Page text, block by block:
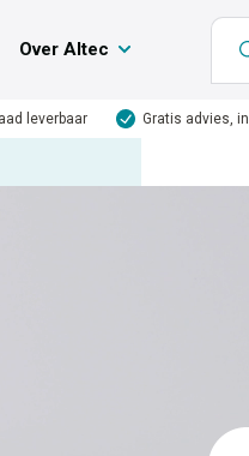
Over Altec
leverbaar Gratis advies,